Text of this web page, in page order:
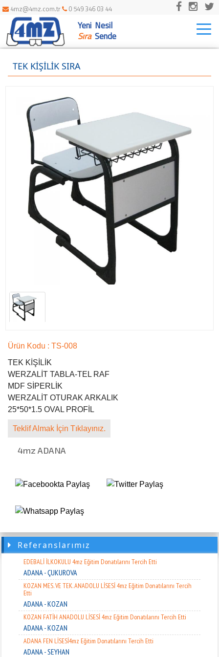
4mz@4mz.com.tr 0 549 346 03 44
Yeni Nesil
SıraSende
TEK KİŞİLİK SIRA
Ürün Kodu : TS-008
TEK KİŞİLİK
WERZALİT TABLA-TEL RAF
MDF SİPERLİK
WERZALİT OTURAK ARKALIK
25*50*1.5 OVAL PROFİL
Teklif Almak İçin Tıklayınız.
4mz ADANA
Referanslarımız
ATAKENT İMKB MES.VE TEK. AND. LİS. 4mz Eğitim Donatılarını Tercih Etti
ADANA - YÜREĞİR
CEYHAN ANADOLU LİSESİ 4mz Eğitim Donatılarını Tercih Etti
ADANA - CEYHAN
MEHMET BEDİA KİRPİ İLKOKULU
ADANA - ÇUKUROVA
Tercih Etti
İMKB MESLEKİ VE TEKNİK ANADOLU LİSESİ 4mz Eğitim Donatılarını
SÜHEYLA TOKYAY KOLEJİ 4mz Eğitim Donatılarını Tercih Etti
YURTKUR FEVZİ ÇAKMAK YÜK.ÖĞR.YURD. 4mz Eğitim Donatılarını tercih
etti
ALTINÖZÜ MEHMET AKİF ERSOY ÇOK PROG. AND.LİSESİ
HATAY - ALTINÖZÜ
EDEBALİ İLKOKULU 4mz Eğitim Donatılarını Tercih Etti
ADANA - ÇUKUROVA
KOZAN MES. VE TEK. ANADOLU LİSESİ 4mz Eğitim Donatılarını Tercih
Etti
ADANA - KOZAN
KOZAN FATİH ANADOLU LİSESİ 4mz Eğitim Donatılarını Tercih Etti
ADANA - KOZAN
ADANA FEN LİSESİ4mz Eğitim Donatılarını Tercih Etti
ADANA - SEYHAN